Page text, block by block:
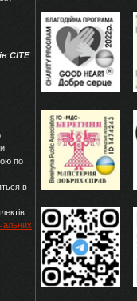
СІТЕ
по
в